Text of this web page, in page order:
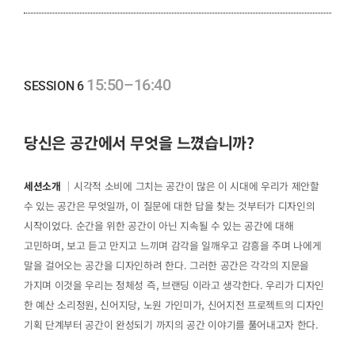
SESSION 6 15:50–16:40
당신은 공간에서 무엇을 느꼈습니까?
세션소개 ｜시각적 소비에 그치는 공간이 많은 이 시대에 우리가 제안할
수 있는 공간은 무엇일까, 이 질문에 대한 답을 찾는 것부터가 디자인의
시작이었다. 순간을 위한 공간이 아닌 지속될 수 있는 공간에 대해
고민하며, 보고 듣고 만지고 느끼며 감각을 일깨우고 감흥을 주며 나에게
말을 걸어오는 공간을 디자인하려 한다. 그러한 공간은 각각의 지문을
가지며 이것을 우리는 정체성 즉, 브랜딩 이라고 생각한다. 우리가 디자인
한 예산 소리정원, 신어지당, 노원 가인미가, 신어지전 프로젝트의 디자인
기획 단계부터 공간이 완성되기 까지의 공간 이야기를 풀어내고자 한다.